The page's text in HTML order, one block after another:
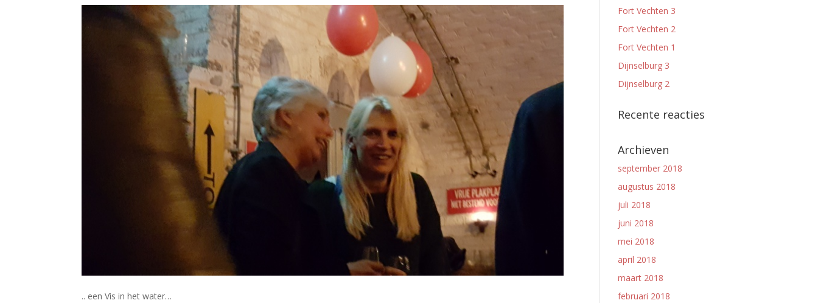
.. een Vis in het water…
Fort Vechten 3
Fort Vechten 2
Fort Vechten 1
Dijnselburg 3
Dijnselburg 2
Recente reacties
Archieven
september 2018
augustus 2018
juli 2018
juni 2018
mei 2018
april 2018
maart 2018
februari 2018